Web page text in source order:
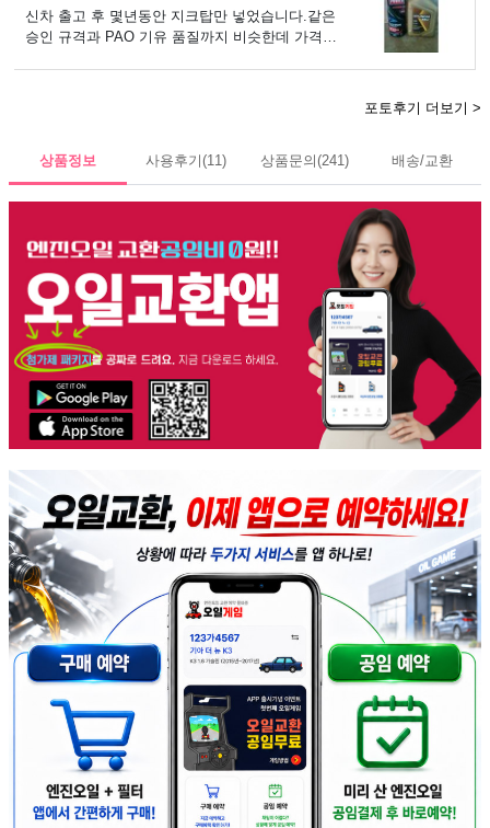
신차 출고 후 몇년동안 지크탑만 넣었습니다.같은
승인 규격과 PAO 기유 품질까지 비슷한데 가격이
포토후기 더보기 >
상품정보 사용후기(11) 상품문의(241) 배송/교환